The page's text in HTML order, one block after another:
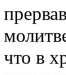
что в